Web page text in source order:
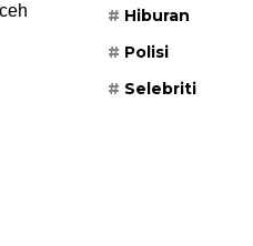
Hiburan
Polisi
Selebriti